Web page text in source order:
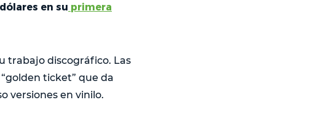
en su primera
trabajo discográfico. Las
ticket” que da
versiones en vinilo.